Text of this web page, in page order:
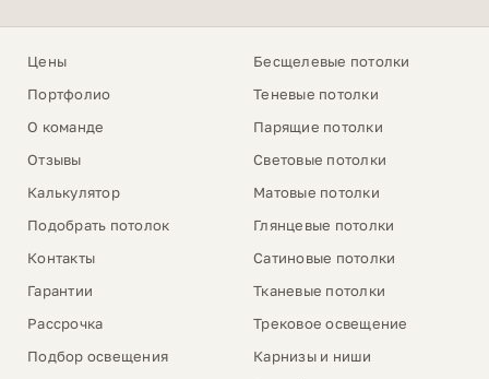
Цены
Портфолио
О команде
Отзывы
Калькулятор
Подобрать потолок
Контакты
Гарантии
Рассрочка
Подбор освещения
Бесщелевые потолки
Теневые потолки
Парящие потолки
Световые потолки
Матовые потолки
Глянцевые потолки
Сатиновые потолки
Тканевые потолки
Трековое освещение
Карнизы и ниши